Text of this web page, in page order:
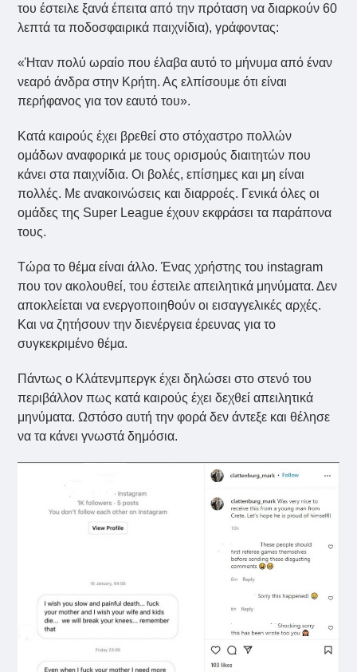
του έστειλε ξανά έπειτα από την πρόταση να διαρκούν 60
λεπτά τα ποδοσφαιρικά παιχνίδια), γράφοντας:
«Ήταν πολύ ωραίο που έλαβα αυτό το μήνυμα από έναν
νεαρό άνδρα στην Κρήτη. Ας ελπίσουμε ότι είναι
περήφανος για τον εαυτό του».
Κατά καιρούς έχει βρεθεί στο στόχαστρο πολλών
ομάδων αναφορικά με τους ορισμούς διαιτητών που
κάνει στα παιχνίδια. Οι βολές, επίσημες και μη είναι
πολλές. Με ανακοινώσεις και διαρροές. Γενικά όλες οι
ομάδες της Super League έχουν εκφράσει τα παράπονα
τους.
Τώρα το θέμα είναι άλλο. Ένας χρήστης του instagram
που τον ακολουθεί, του έστειλε απειλητικά μηνύματα. Δεν
αποκλείεται να ενεργοποιηθούν οι εισαγγελικές αρχές.
Και να ζητήσουν την διενέργεια έρευνας για το
συγκεκριμένο θέμα.
Πάντως ο Κλάτενμπεργκ έχει δηλώσει στο στενό του
περιβάλλον πως κατά καιρούς έχει δεχθεί απειλητικά
μηνύματα. Ωστόσο αυτή την φορά δεν άντεξε και θέλησε
να τα κάνει γνωστά δημόσια.